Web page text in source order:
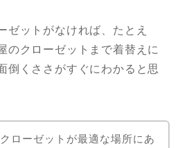
ゼットがなければ、たとえ
のクローゼットまで着替えに
倒くささがすぐにわかると思
ローゼットが最適な場所にあ